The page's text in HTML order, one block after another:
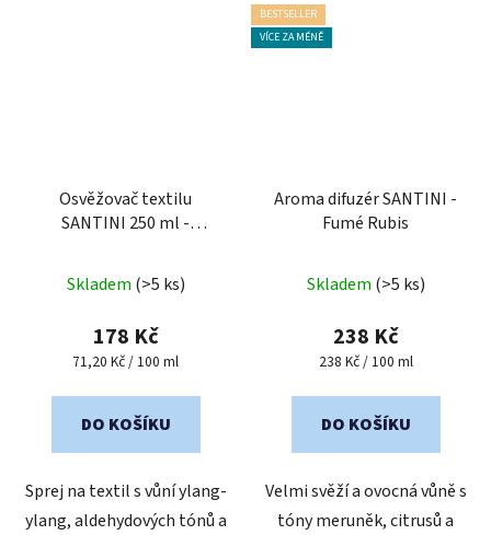
Osvěžovač textilu
SANTINI 250 ml -
hodnocení
produktu
je
z
Skladem (>5 ks)
178 Kč
Měrná
71,20 Kč / 100 ml
DO KOŠÍKU
Sprej na textil s vůní ylang-
ylang, aldehydových tónů a
BESTSELLER
VÍCE ZA MÉNĚ
Aroma difuzér SANTINI -
Fumé Rubis
hodnocení
produktu
je
z
Skladem (>5 ks)
238 Kč
Měrná
238 Kč / 100 ml
DO KOŠÍKU
Velmi svěží a ovocná vůně s
tóny meruněk, citrusů a